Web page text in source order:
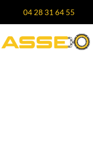
04 28 31 64 55